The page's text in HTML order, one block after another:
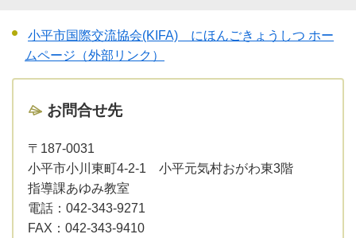
小平市国際交流協会(KIFA) にほんごきょうしつ ホー
ムページ（外部リンク）
お問合せ先
〒187-0031
小平市小川東町4-2-1 小平元気村おがわ東3階
指導課あゆみ教室
電話： 042-343-9271
FAX： 042-343-9410